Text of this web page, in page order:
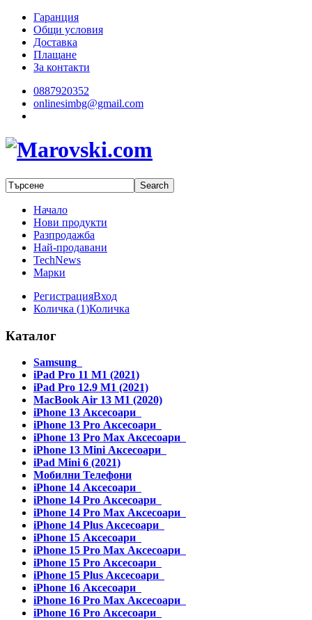
Гаранция
Общи условия
Доставка
Плащане
За контакти
0887920352
onlinesimbg@gmail.com
Начало
Нови продукти
Разпродажба
Най-продавани
TechNews
Марки
РегистрацияВход
Количка (1)Количка
Каталог
Samsung
iPad Pro 11 M1 (2021)
iPad Pro 12.9 M1 (2021)
MacBook Air 13 M1 (2020)
iPhone 13 Аксесоари
iPhone 13 Pro Аксесоари
iPhone 13 Pro Max Аксесоари
iPhone 13 Mini Аксесоари
iPad Mini 6 (2021)
Мобилни Телефони
iPhone 14 Аксесоари
iPhone 14 Pro Аксесоари
iPhone 14 Pro Max Аксесоари
iPhone 14 Plus Аксесоари
iPhone 15 Аксесоари
iPhone 15 Pro Max Аксесоари
iPhone 15 Pro Аксесоари
iPhone 15 Plus Аксесоари
iPhone 16 Аксесоари
iPhone 16 Pro Max Аксесоари
iPhone 16 Pro Аксесоари